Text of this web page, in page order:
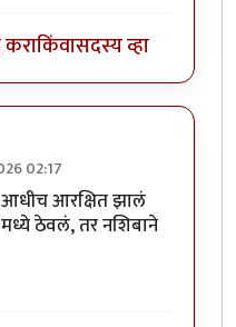
किंवासदस्य व्हा
02:17
byकंजूस
आधीच आरक्षित झालं
मध्ये ठेवलं, तर नशिबाने